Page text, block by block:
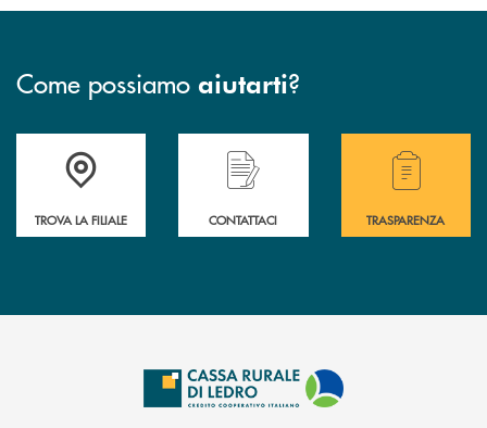
Come possiamo aiutarti?
Accedi all' elenco completo delle filiali .
TROVA LA FILIALE
Hai bisogno di assistenza immediata?
CONTATTACI
Hai bisogno di
TRASPARENZA